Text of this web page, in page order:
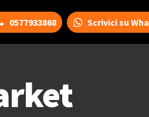
0577933868 Scrivici su